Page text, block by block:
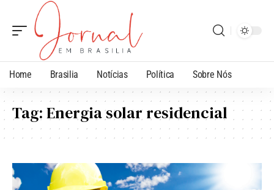
Home Brasilia Notícias Política Sobre Nós
Tag:Energia solar residencial